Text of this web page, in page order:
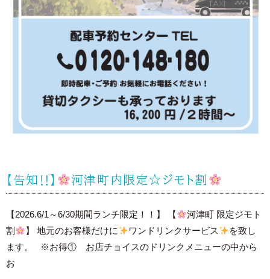
【告知‼】 河津町内限定☆ジモト割
【2026.6/1～6/30期間ランチ限定！！】 【
河津町 限定ジモト
割
】 地元のお客様だけに ワンドリンクサービス
を致し
ます。 ※お得① お店チョイスのドリンクメニューの中から
お